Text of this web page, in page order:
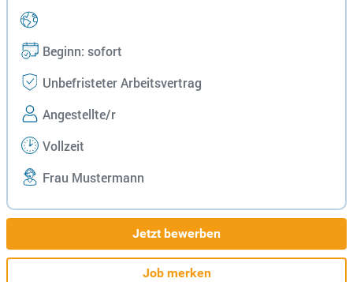
Beginn: sofort
Unbefristeter Arbeitsvertrag
Angestellte/r
Vollzeit
Frau Mustermann
Jetzt bewerben
Job merken